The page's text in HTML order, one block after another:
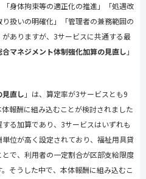
身体拘束等の適正化の推進」「処遇改
扱いの明確化」「管理者の兼務範囲の
ありますが、 3サービスに共通する最
合マネジメント体制強化加算の見直し 」
直し 」は、算定率が3サービスとも9
報酬に組み込むことが検討されました
る加算であり、 3サービスはいずれも
位が高く設定されており、福祉用具貸
で、利用者の一定割合が区部支給限度
そうした中で、本体報酬に組み込むこ